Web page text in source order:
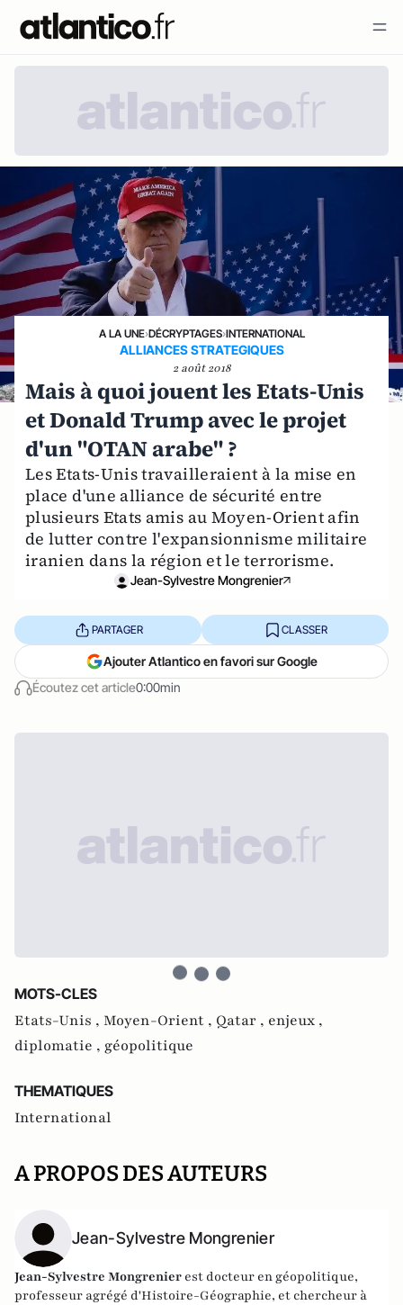
A LA UNE›DÉCRYPTAGES›INTERNATIONAL
ALLIANCES STRATEGIQUES
2 août 2018
Mais à quoi jouent les Etats-Unis
et Donald Trump avec le projet
d'un "OTAN arabe" ?
Les Etats-Unis travailleraient à la mise en
place d'une alliance de sécurité entre
plusieurs Etats amis au Moyen-Orient afin
de lutter contre l'expansionnisme militaire
iranien dans la région et le terrorisme.
Jean-Sylvestre Mongrenier
Écoutez cet article0:00min
PARTAGER CLASSER
Ajouter Atlantico en favori sur Google
MOTS-CLES
Etats-Unis , Moyen-Orient , Qatar , enjeux ,
diplomatie , géopolitique
THEMATIQUES
International
A PROPOS DES AUTEURS
Jean-Sylvestre Mongrenier
Jean-Sylvestre Mongrenier est docteur en géopolitique,
professeur agrégé d'Histoire-Géographie, et chercheur à